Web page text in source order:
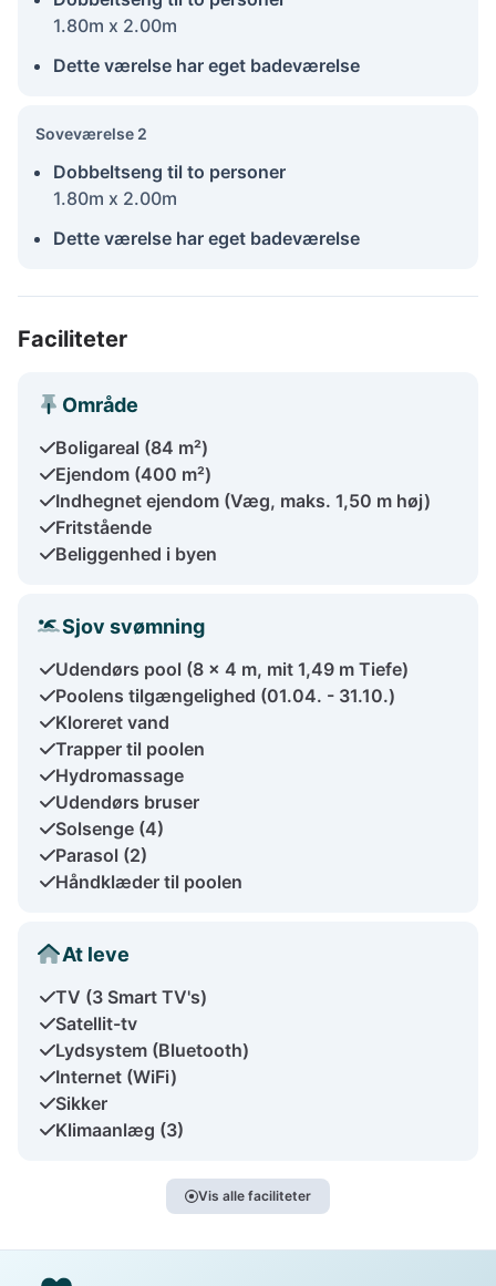
1.80m x 2.00m
Dette værelse har eget badeværelse
Soveværelse 2
Dobbeltseng til to personer
1.80m x 2.00m
Dette værelse har eget badeværelse
Faciliteter
Område
Boligareal (84 m²)
Ejendom (400 m²)
Indhegnet ejendom (Væg, maks. 1,50 m høj)
Fritstående
Beliggenhed i byen
Sjov svømning
Udendørs pool (8 x 4 m, mit 1,49 m Tiefe)
Poolens tilgængelighed (01.04. - 31.10.)
Kloreret vand
Trapper til poolen
Hydromassage
Udendørs bruser
Solsenge (4)
Parasol (2)
Håndklæder til poolen
At leve
TV (3 Smart TV's)
Satellit-tv
Lydsystem (Bluetooth)
Internet (WiFi)
Sikker
Klimaanlæg (3)
Vis alle faciliteter